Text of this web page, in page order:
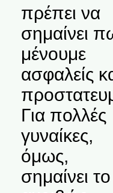
πρέπει να
σημαίνει
μένουμε
ασφαλείς
Για πολλές
γυναίκες,
όμως,
σημαίνει το